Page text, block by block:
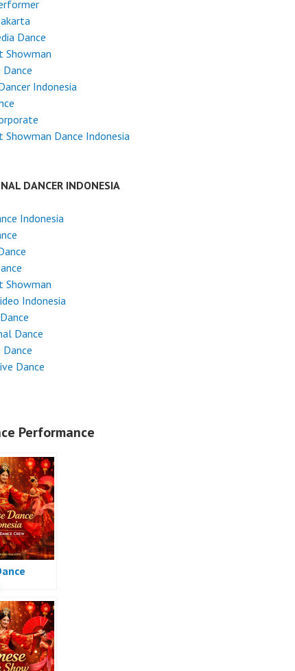
Dance
Showman
Dance
Indonesia
Showman Dance Indonesia
DANCER INDONESIA
Indonesia
Showman
Indonesia
Dance
Dance
Dance
Performance